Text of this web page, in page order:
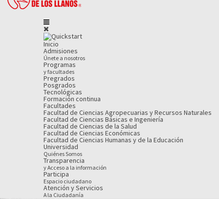
Inicio
Admisiones
Únete a nosotros
Programas
y facultades
Pregrados
Posgrados
Tecnológicas
Formación continua
Facultades
Facultad de Ciencias Agropecuarias y Recursos Naturales
Facultad de Ciencias Básicas e Ingeniería
Facultad de Ciencias de la Salud
Facultad de Ciencias Económicas
Facultad de Ciencias Humanas y de la Educación
Universidad
Quiénes Somos
Transparencia
y Acceso a la información
Participa
Espacio ciudadano
Atención y Servicios
A la Ciudadanía